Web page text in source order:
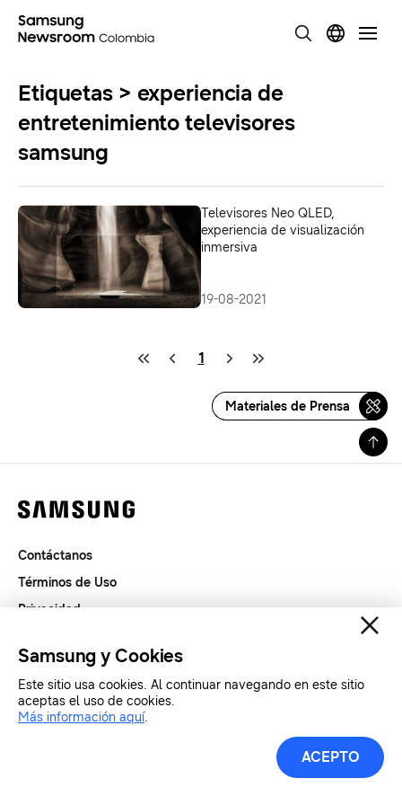
Etiquetas > experiencia de
entretenimiento televisores
samsung
Televisores Neo QLED,
experiencia de visualización
inmersiva
19-08-2021
1
Materiales de Prensa
Contáctanos
Términos de Uso
Privacidad
Copyright© SAMSUNG Todos los derechos reservados.
Samsung y Cookies
Este sitio usa cookies. Al continuar navegando en este sitio
aceptas el uso de cookies.
Más información aquí.
ACEPTO